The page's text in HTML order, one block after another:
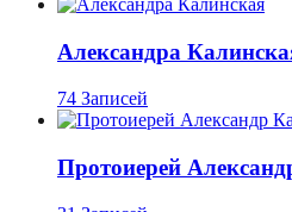
Александра
74 Записей
Протоиерей